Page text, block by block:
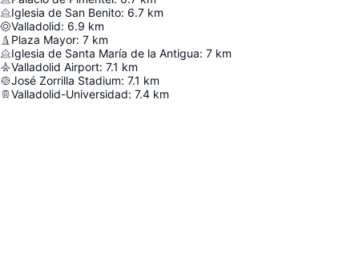
Iglesia de San Benito: 6.7 km
Valladolid: 6.9 km
Plaza Mayor: 7 km
Iglesia de Santa María de la Antigua: 7 km
Valladolid Airport: 7.1 km
José Zorrilla Stadium: 7.1 km
Valladolid-Universidad: 7.4 km